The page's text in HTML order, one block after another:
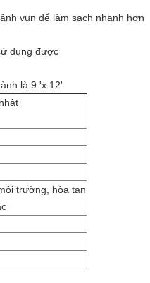
vụn để làm sạch nhanh hơn
dụng được
là 9 'x 12'
trường, hòa tan